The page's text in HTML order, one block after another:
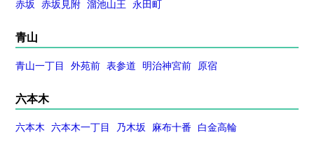
赤坂 赤坂見附 溜池山王 永田町
青山
青山一丁目 外苑前 表参道 明治神宮前 原宿
六本木
六本木 六本木一丁目 乃木坂 麻布十番 白金高輪